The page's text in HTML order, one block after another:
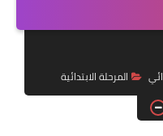
المرحلة الابتدائية